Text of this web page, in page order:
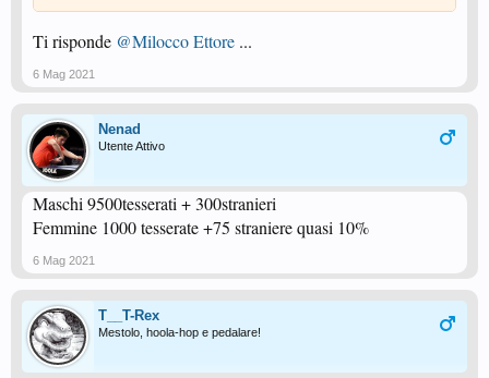
Ti risponde @Milocco Ettore ...
6 Mag 2021
Nenad
Utente Attivo
Maschi 9500tesserati + 300stranieri
Femmine 1000 tesserate +75 straniere quasi 10%
6 Mag 2021
T__T-Rex
Mestolo, hoola-hop e pedalare!